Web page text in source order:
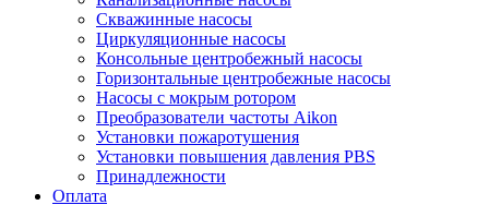
Скважинные насосы
Циркуляционные насосы
Консольные центробежный насосы
Горизонтальные центробежные насосы
Насосы с мокрым ротором
Преобразователи частоты Aikon
Установки пожаротушения
Установки повышения давления PBS
Принадлежности
Оплата